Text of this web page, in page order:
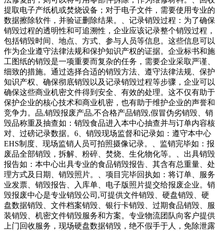
提取电子产纸机或焚烧设备；对于电子文件，需要使用专业的
数据擦除软件，并验证删除结果。、记录销毁过程：为了确保
销毁过程的透明性和可追溯性，企业应该记录整个销毁过程，
包括销毁时间、地点、方式、参与人员等信息。这些信息可以
作为企业遵守法律法规和保护知识产权的证据。企业标书和施
工图纸的销毁是一项重要而复杂的任务，需要企业采取严谨、
细致的措施。通过选择合适的销毁方法、遵守法律法规、保护
知识产权、确保彻底销毁以及记录销毁过程等步骤，企业可以
确保这些商业机密文件得到安全、有效的处理。这不仅有助于
保护企业的核心技术和商业机密，也有助于维护企业的声誉和
竞争力。品,销毁报废产品,不合格产品销毁,假冒伪劣销毁、销
毁品称重及抽查如：销毁食品进入本中心抽查并与订单内容核
对、过磅记录数据。6、销毁现场监督和记录如：遵守本中心
EHS制度、现场监销人员可拍照摄像记录。、监销完毕如：报
废品全部销毁，拆解、粉碎、焚烧、生化物化等。、出具销毁
报告如：本中心出具专业的食品销毁报告、其含有总重量、处
理方式及日期、销毁照片。、项目完毕回执如：将订单、服务
业发票、销毁报告、入库单、电子版照片提交给报废企业。销
毁报废中心是专业销毁公司,可提供文件销毁、硬盘销毁、硬
盘数据销毁、文件档案销毁、银行卡销毁、过期食品销毁、服
装销毁、机密文件销毁服务和方案。专业物流团队向客户提供
上门回收服务，现场硬盘数据销毁，绝不假手于人，免除泄露